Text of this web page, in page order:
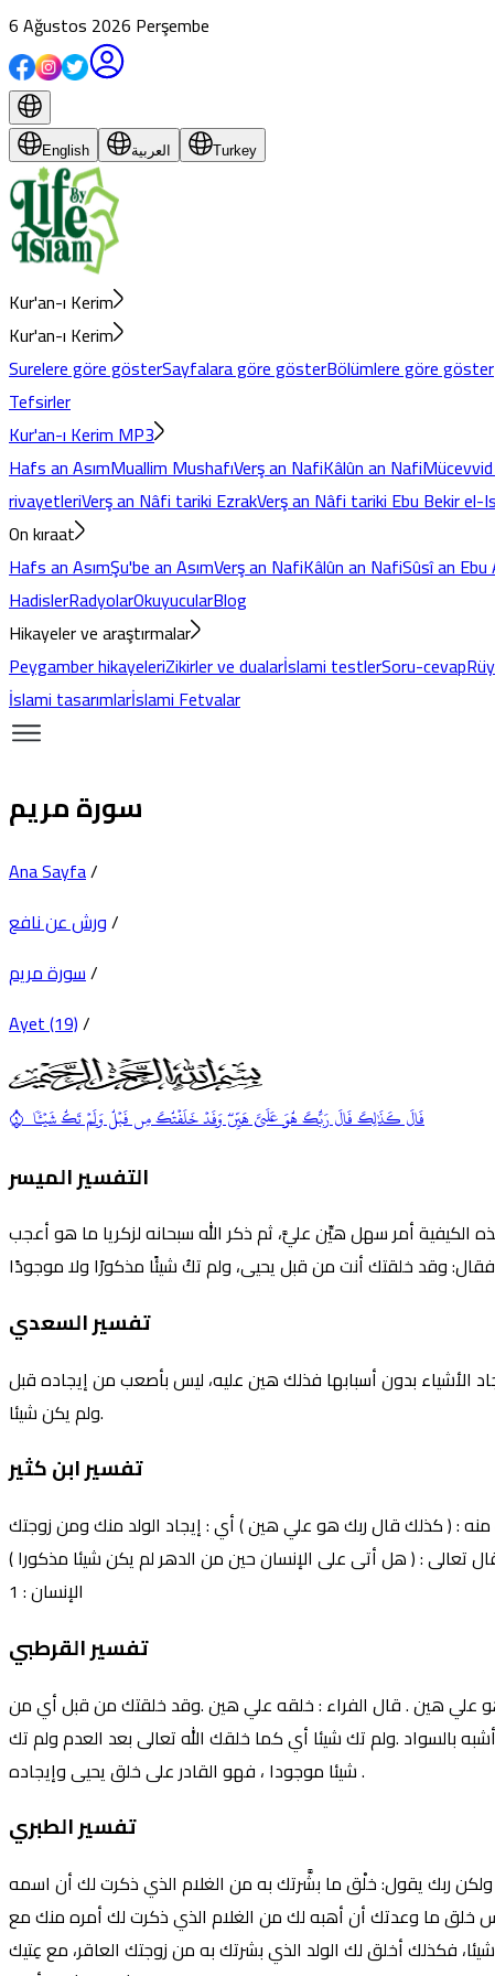
6 Ağustos 2026 Perşembe
English العربية Turkey
Kur'an-ı Kerim
Kur'an-ı Kerim
Surelere göre gösterSayfalara göre gösterBölümlere göre göster
Tefsirler
Kur'an-ı Kerim MP3
Hafs an AsımMuallim MushafıVerş an NafiKâlûn an Nafi
rivayetleriVerş an Nâfi tariki EzrakVerş an Nâfi tariki Ebu Bekir el-
On kıraat
Hafs an AsımŞu'be an AsımVerş an NafiKâlûn an NafiSûsî an
HadislerRadyolarOkuyucularBlog
Hikayeler ve araştırmalar
Peygamber hikayeleriZikirler ve dualarİslami testlerSoru-cevap
İslami tasarımlarİslami Fetvalar
سورة مريم
Ana Sayfa/
ورش عن نافع/
سورة مريم/
Ayet (19)/
قَالَ كَذَٰلِكَ قَالَرَبُّكَهُوَعَلَيَّ هَيِّنٞ وَقَدۡ خَلَقۡتُكَ مِن قَبۡلُ وَلَمۡ تَكُ شَيۡـٔٗا ٩
التفسير الميسر
الكيفية أمر سهل هيِّن عليَّ، ثم ذكر الله سبحانه لزكريا ما هو أعجب
تفسير السعدي
الأشياء بدون أسبابها فذلك هين عليه، ليس بأصعب من إيجاده قبل
ولم يكن شيئا.
تفسير ابن كثير
منه : ( كذلك قال ربك هو علي هين ) أي : إيجاد الولد منك ومن زوجتك
: ( هل أتى على الإنسان حين من الدهر لم يكن شيئا مذكورا )
الإنسان : 1
تفسير القرطبي
علي هين . قال الفراء : خلقه علي هين .وقد خلقتك من قبل أي من
بالسواد .ولم تك شيئا أي كما خلقك الله تعالى بعد العدم ولم تك
شيئا موجودا ، فهو القادر على خلق يحيى وإيجاده .
تفسير الطبري
ولكن ربك يقول: خلْق ما بشَّرتك به من الغلام الذي ذكرت لك أن اسمه
خلق ما وعدتك أن أهبه لك من الغلام الذي ذكرت لك أمره منك مع
فكذلك أخلق لك الولد الذي بشرتك به من زوجتك العاقر، مع عِتيك